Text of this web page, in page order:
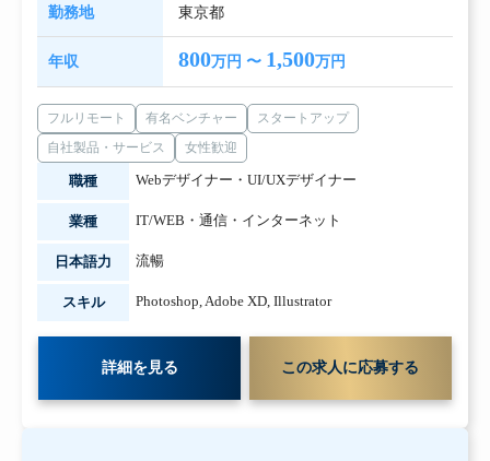
勤務地 東京都
年収 800万円 〜 1,500万円
フルリモート 有名ベンチャー
スタートアップ
自社製品・サービス
女性歓迎
職種 Webデザイナー・UI/UXデザイナー
業種 IT/WEB・通信・インターネット
日本語力 流暢
スキル Photoshop,Adobe XD, Illustrator
詳細を見る この求人に応募する